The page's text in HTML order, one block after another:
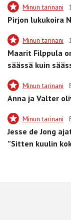
Minun tarinani
Pirjon lukukoira
Minun tarinani
Maarit Filppula
säässä kuin
Minun tarinani
Anna ja Valter
Minun tarinani
Jesse de Jong
”Sitten kuulin